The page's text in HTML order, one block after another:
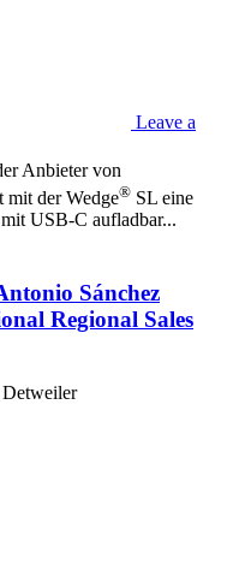
Leave a
Anbieter von
mit der Wedge® SL eine
USB-C aufladbar...
Sánchez
Regional Sales
Detweiler